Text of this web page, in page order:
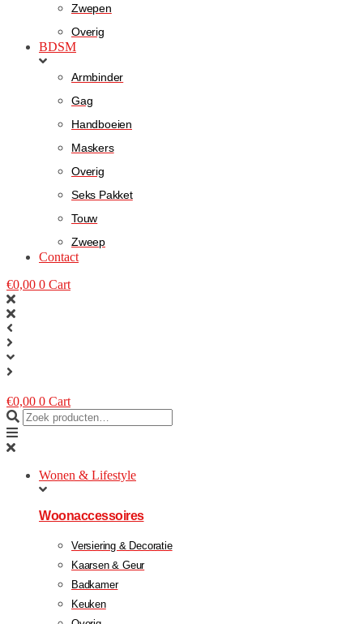
Zwepen
Overig
BDSM
Armbinder
Gag
Handboeien
Maskers
Overig
Seks Pakket
Touw
Zweep
Contact
€0,00 0 Cart
€0,00 0 Cart
Wonen & Lifestyle
Woonaccessoires
Versiering & Decoratie
Kaarsen & Geur
Badkamer
Keuken